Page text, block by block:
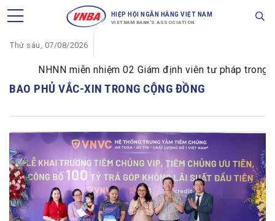
HIỆP HỘI NGÂN HÀNG VIỆT NAM
VIETNAM BANK'S ASSOCIATION
Thứ sáu, 07/08/2026
NHNN miễn nhiệm 02 Giám định viên tư pháp trong
BAO PHỦ VẮC-XIN TRONG CỘNG ĐỒNG